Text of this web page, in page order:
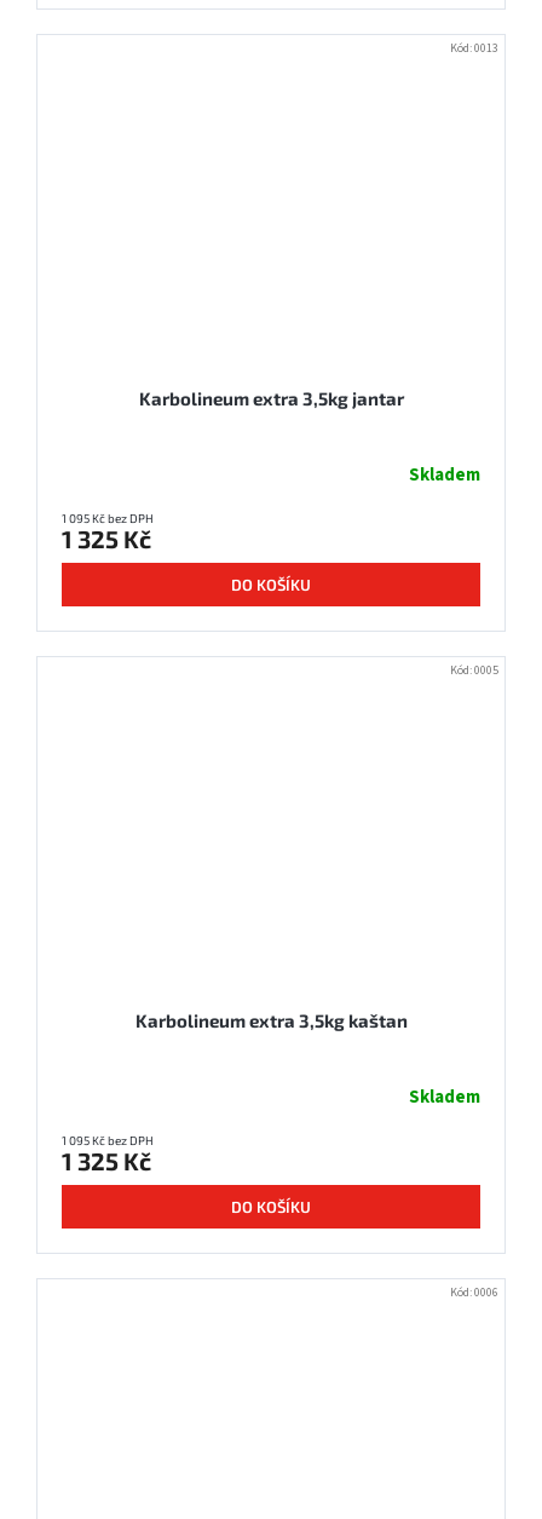
Karbolineum extra 3,5kg jantar
Skladem
1 095 Kč bez DPH
1 325 Kč
DO KOŠÍKU
Kód:0013
Karbolineum extra 3,5kg kaštan
Skladem
1 095 Kč bez DPH
1 325 Kč
DO KOŠÍKU
Kód:0005
Kód:0006